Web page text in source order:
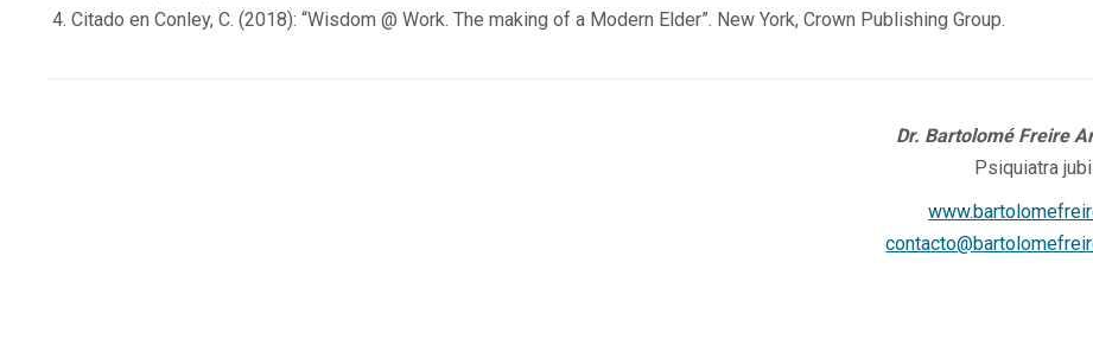
Citado en Conley, C. (2018): “Wisdom @ Work. The making of a Modern Elder”. New York, Crown Publishing Group.
Dr. Bartolomé Freire
Psiquiatra